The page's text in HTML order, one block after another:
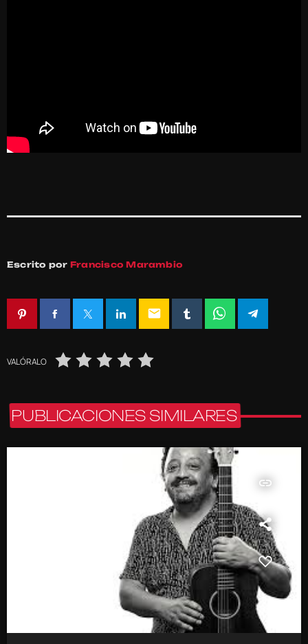
Escrito por Francisco Marambio
email
VALÓRALO
PUBLICACIONES SIMILARES
insert_link